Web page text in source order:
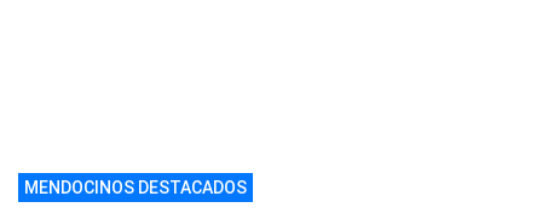
MENDOCINOS DESTACADOS